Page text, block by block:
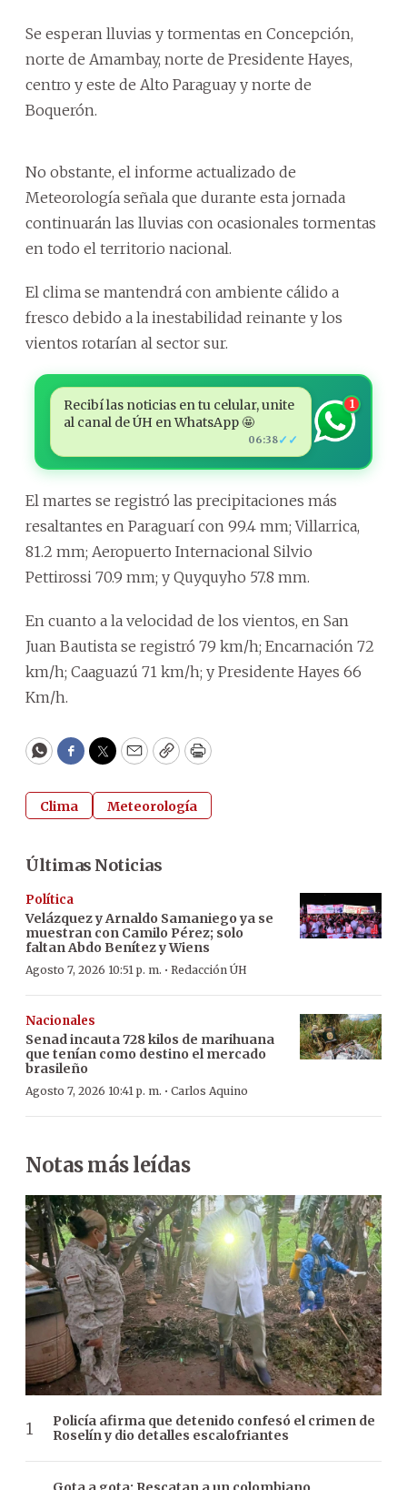
Se esperan lluvias y tormentas en Concepción,
norte de Amambay, norte de Presidente Hayes,
centro y este de Alto Paraguay y norte de
Boquerón.
No obstante, el informe actualizado de
Meteorología señala que durante esta jornada
continuarán las lluvias con ocasionales tormentas
en todo el territorio nacional.
El clima se mantendrá con ambiente cálido a
fresco debido a la inestabilidad reinante y los
vientos rotarían al sector sur.
Recibí las noticias en tu celular, unite
al canal de ÚH en WhatsApp 🤩
06:38✓✓
1
El martes se registró las precipitaciones más
resaltantes en Paraguarí con 99.4 mm; Villarrica,
81.2 mm; Aeropuerto Internacional Silvio
Pettirossi 70.9 mm; y Quyquyho 57.8 mm.
En cuanto a la velocidad de los vientos, en San
Juan Bautista se registró 79 km/h; Encarnación 72
km/h; Caaguazú 71 km/h; y Presidente Hayes 66
Km/h.
WhatsApp
Facebook
Twitter
EmailCopyPrint
Clima Meteorología
Últimas Noticias
Política
Velázquez y Arnaldo Samaniego ya se
muestran con Camilo Pérez; solo
faltan Abdo Benítez y Wiens
Agosto 7, 2026 10:51 p. m. · Redacción ÚH
Nacionales
Senad incauta 728 kilos de marihuana
que tenían como destino el mercado
brasileño
Agosto 7, 2026 10:41 p. m. · Carlos Aquino
Notas más leídas
Policía afirma que detenido confesó el crimen de
Roselín y dio detalles escalofriantes